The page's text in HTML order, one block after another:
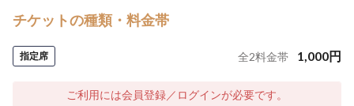
チケットの種類・料金帯
指定席 全2料金帯 1,000円
ご利用には会員登録／ログインが必要です。